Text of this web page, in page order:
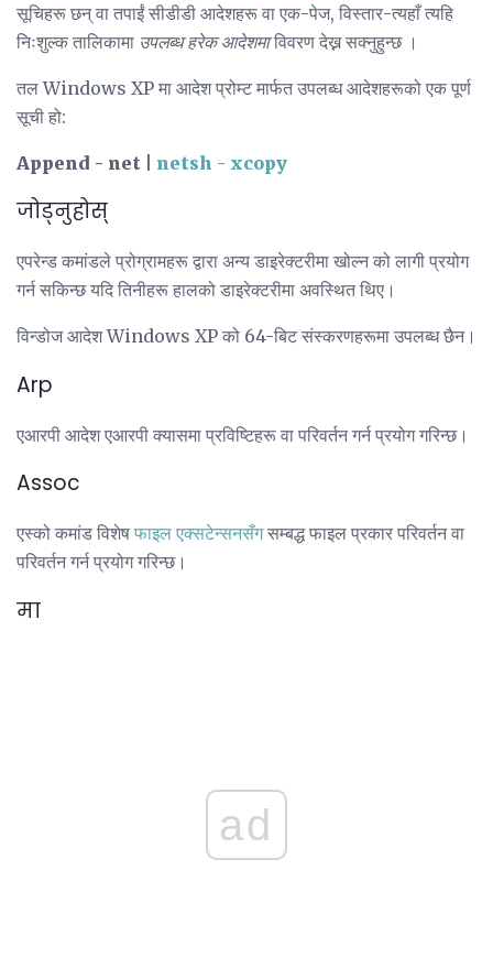
सूचिहरू छन् वा तपाईं सीडीडी आदेशहरू वा एक-पेज, विस्तार-त्यहाँ त्यहि
निःशुल्क तालिकामा उपलब्ध हरेक आदेशमाविवरण देख्न सक्नुहुन्छ ।
तल Windows XP मा आदेश प्रोम्ट मार्फत उपलब्ध आदेशहरूको एक पूर्ण
सूची हो:
Append - net | netsh - xcopy
जोड्नुहोस्
एपरेन्ड कमांडले प्रोग्रामहरू द्वारा अन्य डाइरेक्टरीमा खोल्न को लागी प्रयोग
गर्न सकिन्छ यदि तिनीहरू हालको डाइरेक्टरीमा अवस्थित थिए।
विन्डोज आदेश Windows XP को 64-बिट संस्करणहरूमा उपलब्ध छैन।
Arp
एआरपी आदेश एआरपी क्यासमा प्रविष्टिहरू वा परिवर्तन गर्न प्रयोग गरिन्छ।
Assoc
एस्को कमांड विशेष फाइल एक्सटेन्सनसँगसम्बद्ध फाइल प्रकार परिवर्तन वा
परिवर्तन गर्न प्रयोग गरिन्छ।
मा
ad